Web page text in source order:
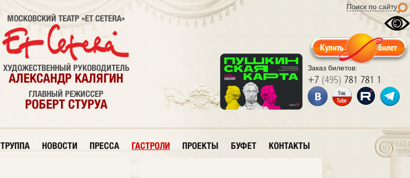
Поиск по сайту
Заказ билетов:
+7 (495) 781 781 1
МОСКОВСКИЙ ТЕАТР «ET CETERA»
ХУДОЖЕСТВЕННЫЙ РУКОВОДИТЕЛЬ
АЛЕКСАНДР КАЛЯГИН
ГЛАВНЫЙ РЕЖИССЕР
РОБЕРТ СТУРУА
ТРУППА НОВОСТИ ПРЕССА ГАСТРОЛИ ПРОЕКТЫ БУФЕТ КОНТАКТЫ